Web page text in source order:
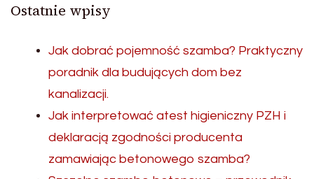
Ostatnie wpisy
Jak dobrać pojemność szamba? Praktyczny
poradnik dla budujących dom bez
kanalizacji.
Jak interpretować atest higieniczny PZH i
deklaracją zgodności producenta
zamawiając betonowego szamba?